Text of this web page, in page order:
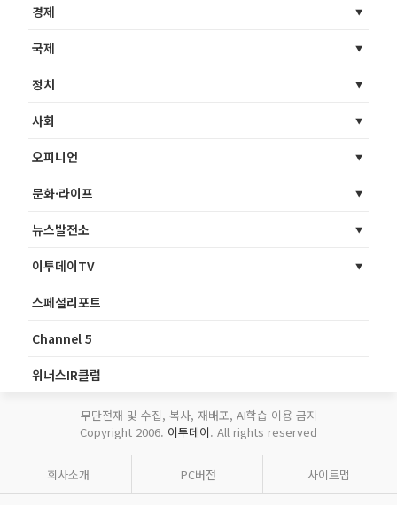
경제
국제
정치
사회
오피니언
문화·라이프
뉴스발전소
이투데이TV
스페셜리포트
Channel 5
위너스IR클럽
무단전재 및 수집, 복사, 재배포, AI학습 이용 금지
Copyright 2006. 이투데이. All rights reserved
회사소개 PC버전 사이트맵